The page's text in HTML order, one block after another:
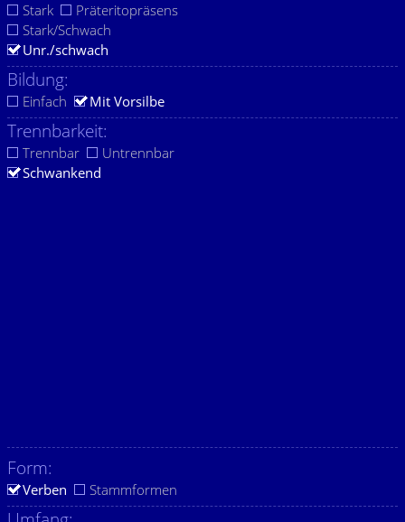
Stark
Präteritopräsens
Stark/Schwach
Unr./schwach
Bildung:
Einfach Mit Vorsilbe
Trennbarkeit:
Trennbar
Untrennbar
Schwankend
Form:
Verben Stammformen